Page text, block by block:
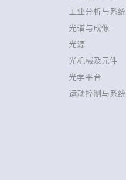
工业分析与系统
光谱与成像
光源
光机械及元件
光学平台
运动控制与系统